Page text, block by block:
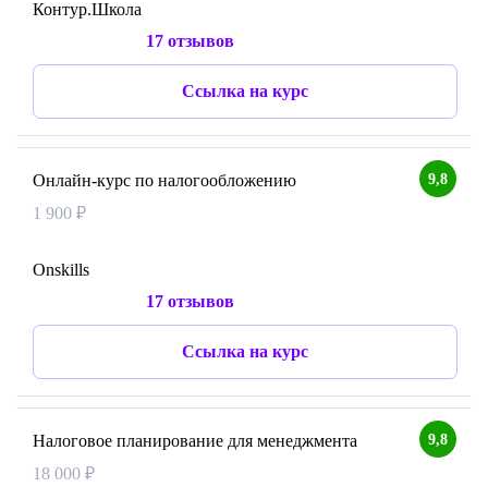
Контур.Школа
17 отзывов
Ссылка на курс
9,8
Онлайн-курс по налогообложению
1 900 ₽
Onskills
17 отзывов
Ссылка на курс
9,8
Налоговое планирование для менеджмента
18 000 ₽